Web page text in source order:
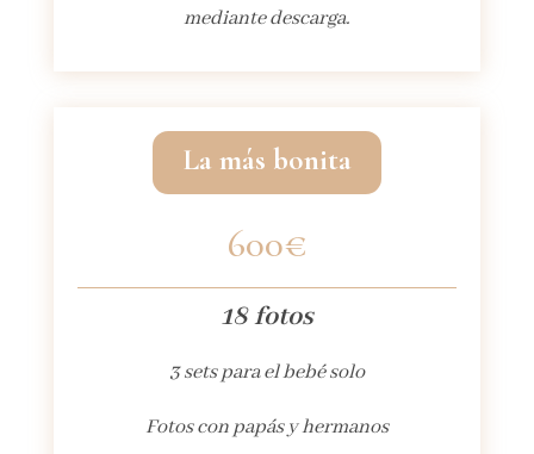
mediante descarga.
La más bonita
600€
18 fotos
3 sets para el bebé solo
Fotos con papás y hermanos